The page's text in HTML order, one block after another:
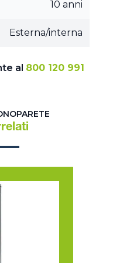
10 anni
Esterna/interna
al 800 120 991